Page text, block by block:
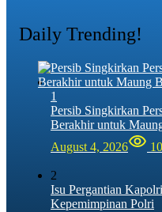
Daily Trending!
1
Persib Singkirkan
Berakhir untuk
August 4, 2026
2
Isu Pergantian
Kepemimpinan Polri